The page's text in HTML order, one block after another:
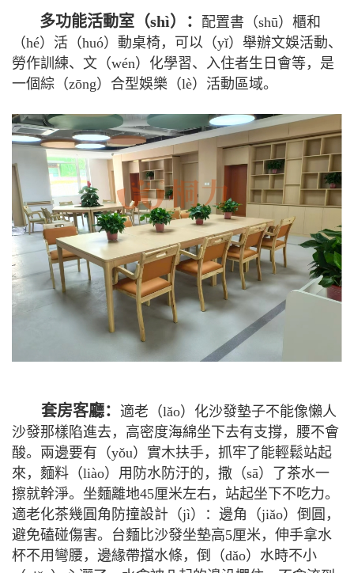
多功能活動室（shì）： 配置書（shū）櫃和
（hé）活（huó）動桌椅，可以（yǐ）舉辦文娛活動、
勞作訓練、文（wén）化學習、入住者生日會等，是
一個綜（zōng）合型娛樂（lè）活動區域。
套房客廳： 適老（lǎo）化沙發墊子不能像懶人
沙發那樣陷進去，高密度海綿坐下去有支撐，腰不會
酸。兩邊要有（yǒu）實木扶手，抓牢了能輕鬆站起
來，麵料（liào）用防水防汙的，撒（sā）了茶水一
擦就幹淨。坐麵離地45厘米左右，站起坐下不吃力。
適老化茶幾圓角防撞設計（jì）：邊角（jiǎo）倒圓，
避免磕碰傷害。台麵比沙發坐墊高5厘米，伸手拿水
杯不用彎腰，邊緣帶擋水條，倒（dǎo）水時不小